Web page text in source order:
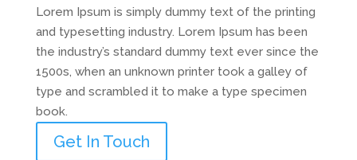
Lorem Ipsum is simply dummy text of the printing
and typesetting industry. Lorem Ipsum has been
the industry’s standard dummy text ever since the
1500s, when an unknown printer took a galley of
type and scrambled it to make a type specimen
book.
Get In Touch